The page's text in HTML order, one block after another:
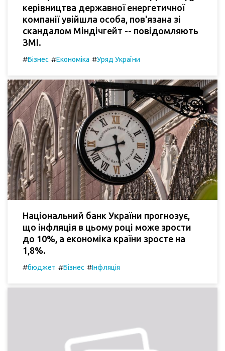
керівництва державної енергетичної
компанії увійшла особа, пов'язана зі
скандалом Міндічгейт -- повідомляють
ЗМІ.
#Бізнес #Економіка #Уряд України
Національний банк України прогнозує,
що інфляція в цьому році може зрости
до 10%, а економіка країни зросте на
1,8%.
#бюджет #Бізнес #Інфляція